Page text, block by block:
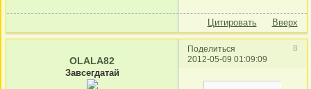
Цитировать Вверх
Поделиться
8
2012-05-09 01:09:09
OLALA82
Завсегдатай